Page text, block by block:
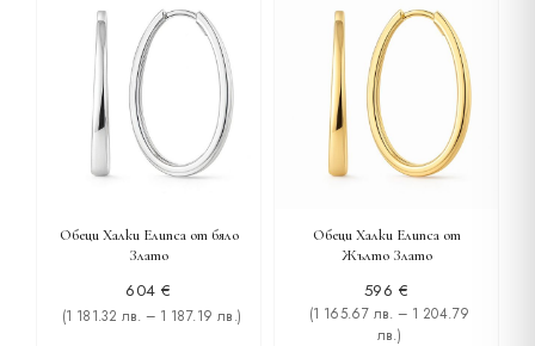
Обеци Халки Елипса от бяло
Злато
604€
(1 181.32 лв. – 1 187.19 лв.)
Обеци Халки Елипса от
Жълто Злато
596 €
(1 165.67 лв. – 1 204.79
лв.)